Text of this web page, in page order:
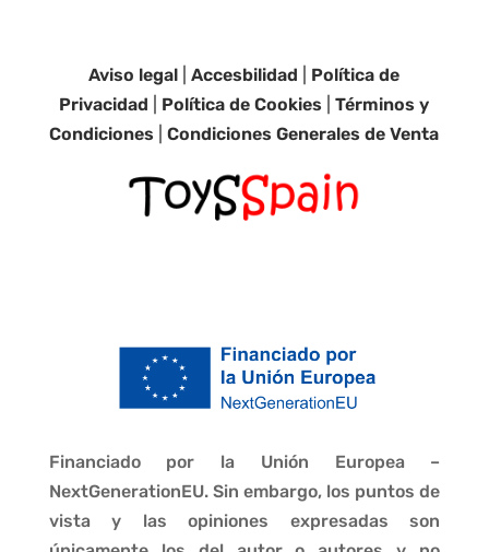
Aviso legal |Accesbilidad
Política de
Privacidad
Política de Cookies |Términos y
Condiciones |Condiciones Generales de Venta
Financiado por la Unión Europea –
NextGenerationEU. Sin embargo, los puntos de
vista y las opiniones expresadas son